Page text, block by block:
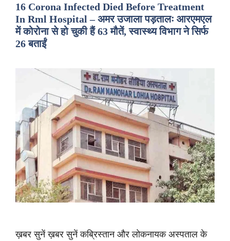
16 Corona Infected Died Before Treatment
In Rml Hospital – अमर उजाला पड़तालः आरएमएल
में कोरोना से हो चुकी हैं 63 मौतें, स्वास्थ्य विभाग ने सिर्फ
26 बताईं
ख़बर सुनें ख़बर सुनें कब्रिस्तान और लोकनायक अस्पताल के